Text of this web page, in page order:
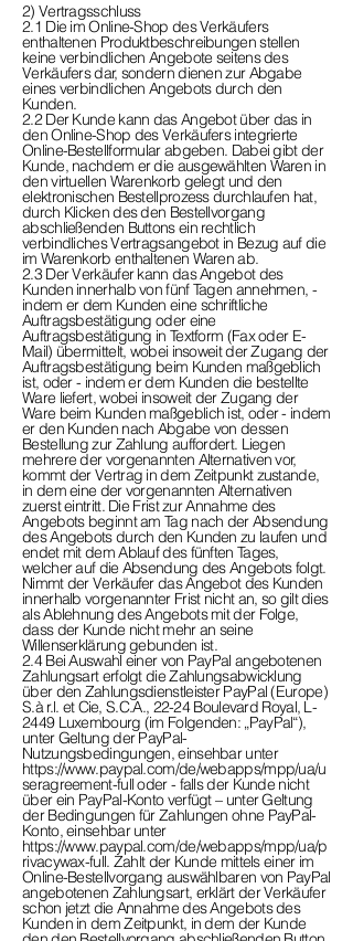
2) Vertragsschluss
2.1 Die im Online-Shop des Verkäufers
enthaltenen Produktbeschreibungen stellen
keine verbindlichen Angebote seitens des
Verkäufers dar, sondern dienen zur Abgabe
eines verbindlichen Angebots durch den
Kunden.
2.2 Der Kunde kann das Angebot über das in
den Online-Shop des Verkäufers integrierte
Online-Bestellformular abgeben. Dabei gibt der
Kunde, nachdem er die ausgewählten Waren in
den virtuellen Warenkorb gelegt und den
elektronischen Bestellprozess durchlaufen hat,
durch Klicken des den Bestellvorgang
abschließenden Buttons ein rechtlich
verbindliches Vertragsangebot in Bezug auf die
im Warenkorb enthaltenen Waren ab.
2.3 Der Verkäufer kann das Angebot des
Kunden innerhalb von fünf Tagen annehmen, -
indem er dem Kunden eine schriftliche
Auftragsbestätigung oder eine
Auftragsbestätigung in Textform (Fax oder E-
Mail) übermittelt, wobei insoweit der Zugang der
Auftragsbestätigung beim Kunden maßgeblich
ist, oder - indem er dem Kunden die bestellte
Ware liefert, wobei insoweit der Zugang der
Ware beim Kunden maßgeblich ist, oder - indem
er den Kunden nach Abgabe von dessen
Bestellung zur Zahlung auffordert. Liegen
mehrere der vorgenannten Alternativen vor,
kommt der Vertrag in dem Zeitpunkt zustande,
in dem eine der vorgenannten Alternativen
zuerst eintritt. Die Frist zur Annahme des
Angebots beginnt am Tag nach der Absendung
des Angebots durch den Kunden zu laufen und
endet mit dem Ablauf des fünften Tages,
welcher auf die Absendung des Angebots folgt.
Nimmt der Verkäufer das Angebot des Kunden
innerhalb vorgenannter Frist nicht an, so gilt dies
als Ablehnung des Angebots mit der Folge,
dass der Kunde nicht mehr an seine
Willenserklärung gebunden ist.
2.4 Bei Auswahl einer von PayPal angebotenen
Zahlungsart erfolgt die Zahlungsabwicklung
über den Zahlungsdienstleister PayPal (Europe)
S.à r.l. et Cie, S.C.A., 22-24 Boulevard Royal, L-
2449 Luxembourg (im Folgenden: „PayPal“),
unter Geltung der PayPal-
Nutzungsbedingungen, einsehbar unter
https://www.paypal.com/de/webapps/mpp/ua/u
seragreement-full oder - falls der Kunde nicht
über ein PayPal-Konto verfügt – unter Geltung
der Bedingungen für Zahlungen ohne PayPal-
Konto, einsehbar unter
https://www.paypal.com/de/webapps/mpp/ua/p
rivacywax-full. Zahlt der Kunde mittels einer im
Online-Bestellvorgang auswählbaren von PayPal
angebotenen Zahlungsart, erklärt der Verkäufer
schon jetzt die Annahme des Angebots des
Kunden in dem Zeitpunkt, in dem der Kunde